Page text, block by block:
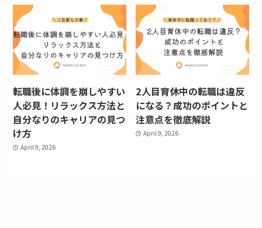
転職後に体調を崩しやすい
人必見！リラックス方法と
自分なりのキャリアの見つ
け方
April 9, 2026
2人目育休中の転職は違反
になる？成功のポイントと
注意点を徹底解説
April 9, 2026